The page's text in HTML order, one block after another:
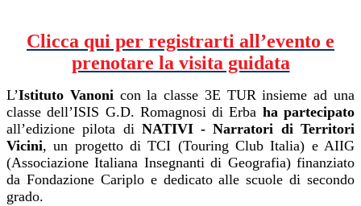
Clicca qui per registrarti all’evento e
prenotare la visita guidata
L’Istituto Vanonicon la classe 3E TUR insieme ad una
classe dell’ISIS G.D. Romagnosi di Erba ha partecipato
all’edizione pilota di NATIVI - Narratori di Territori
Vicini, un progetto di TCI (Touring Club Italia) e AIIG
(Associazione Italiana Insegnanti di Geografia) finanziato
da Fondazione Cariplo e dedicato alle scuole di secondo
grado.